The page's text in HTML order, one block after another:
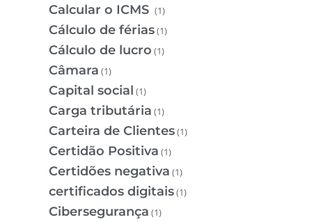
Calcular o ICMS (1)
Cálculo de férias(1)
Cálculo de lucro (1)
Câmara (1)
Capital social (1)
Carga tributária (1)
Carteira de Clientes(1)
Certidão Positiva (1)
Certidões negativa (1)
certificados digitais(1)
Cibersegurança (1)